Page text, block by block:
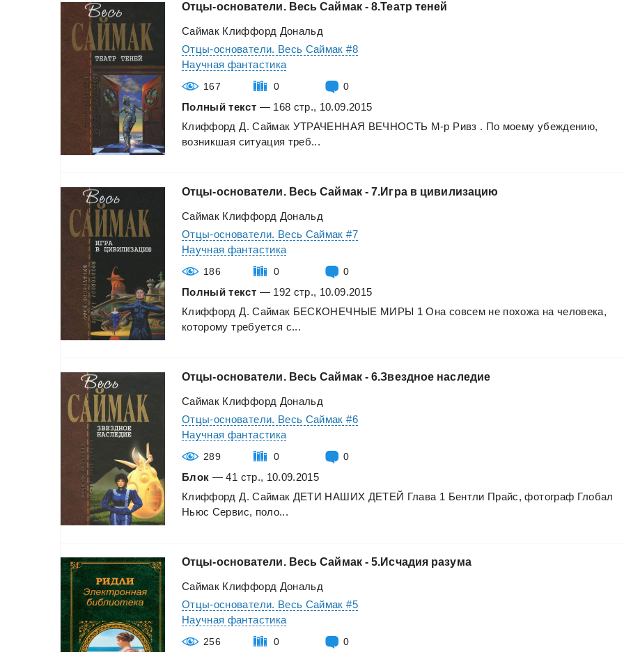
Отцы-основатели. Весь Саймак - 8.Театр теней
Саймак Клиффорд Дональд
Отцы-основатели. Весь Саймак #8
Научная фантастика
167 0 0
Полный текст — 168 стр., 10.09.2015
Клиффорд Д. Саймак УТРАЧЕННАЯ ВЕЧНОСТЬ М-р Ривз . По моему убеждению,
возникшая ситуация треб...
Отцы-основатели. Весь Саймак - 7.Игра в цивилизацию
Саймак Клиффорд Дональд
Отцы-основатели. Весь Саймак #7
Научная фантастика
186 0 0
Полный текст — 192 стр., 10.09.2015
Клиффорд Д. Саймак БЕСКОНЕЧНЫЕ МИРЫ 1 Она совсем не похожа на человека,
которому требуется с...
Отцы-основатели. Весь Саймак - 6.Звездное наследие
Саймак Клиффорд Дональд
Отцы-основатели. Весь Саймак #6
Научная фантастика
289 0 0
Блок — 41 стр., 10.09.2015
Клиффорд Д. Саймак ДЕТИ НАШИХ ДЕТЕЙ Глава 1 Бентли Прайс, фотограф Глобал
Ньюс Сервис, поло...
Отцы-основатели. Весь Саймак - 5.Исчадия разума
Саймак Клиффорд Дональд
Отцы-основатели. Весь Саймак #5
Научная фантастика
256 0 0